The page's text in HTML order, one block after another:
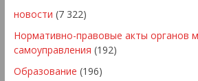
новости (7 322)
Нормативно-правовые акты органов
самоуправления (192)
Образование (196)